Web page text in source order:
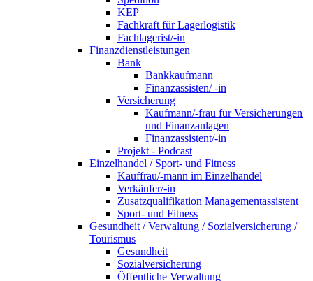
KEP
Fachkraft für Lagerlogistik
Fachlagerist/-in
Finanzdienstleistungen
Bank
Bankkaufmann
Finanzassisten/ -in
Versicherung
Kaufmann/-frau für Versicherungen
und Finanzanlagen
Finanzassistent/-in
Projekt - Podcast
Einzelhandel / Sport- und Fitness
Kauffrau/-mann im Einzelhandel
Verkäufer/-in
Zusatzqualifikation Managementassistent
Sport- und Fitness
Gesundheit / Verwaltung / Sozialversicherung /
Tourismus
Gesundheit
Sozialversicherung
Öffentliche Verwaltung